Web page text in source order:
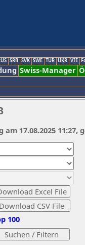
SRB SVK SWE TUR UKR VIE
Swiss-Manager
100
am 17.08.2025